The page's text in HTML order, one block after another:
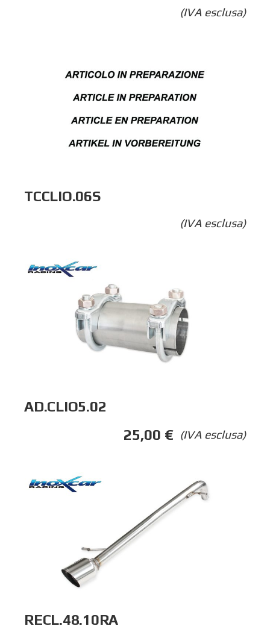
(IVA esclusa)
TCCLIO.06S
(IVA esclusa)
AD.CLIO5.02
(IVA esclusa)
25,00 €
RECL.48.10RA